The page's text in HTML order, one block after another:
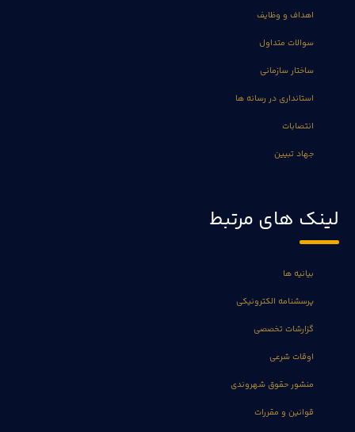
اهداف و وظایف
سوالات متداول
ساختار سازمانی
استانداری در رسانه ها
انتصابات
جهاد تبیین
لینک های مرتبط
بیانیه ها
پرسشنامه الکترونیکی
گزارشات تخصصی
اوقات شرعی
منشور حقوق شهروندی
قوانین و مقررات